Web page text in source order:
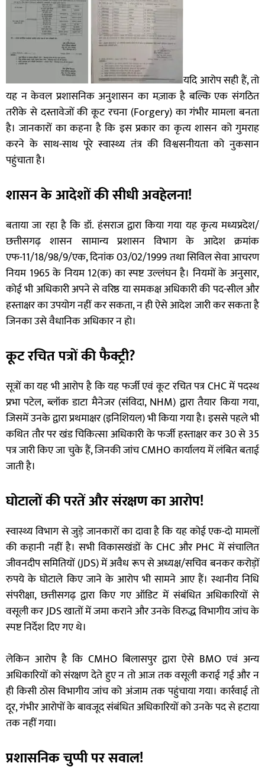
यदि आरोप सही हैं, तो
यह न केवल प्रशासनिक अनुशासन का मज़ाक है बल्कि एक संगठित
तरीके से दस्तावेजों की कूट रचना (Forgery) का गंभीर मामला बनता
है। जानकारों का कहना है कि इस प्रकार का कृत्य शासन को गुमराह
करने के साथ-साथ पूरे स्वास्थ्य तंत्र की विश्वसनीयता को नुकसान
पहुंचाता है।
शासन के आदेशों की सीधी अवहेलना!
बताया जा रहा है कि डॉ. हंसराज द्वारा किया गया यह कृत्य मध्यप्रदेश/
छत्तीसगढ़ शासन सामान्य प्रशासन विभाग के आदेश क्रमांक
एफ-11/18/98/9/एक, दिनांक 03/02/1999 तथा सिविल सेवा आचरण
नियम 1965 के नियम 12(क) का स्पष्ट उल्लंघन है। नियमों के अनुसार,
कोई भी अधिकारी अपने से वरिष्ठ या समकक्ष अधिकारी की पद-सील और
हस्ताक्षर का उपयोग नहीं कर सकता, न ही ऐसे आदेश जारी कर सकता है
जिनका उसे वैधानिक अधिकार न हो।
कूट रचित पत्रों की फैक्ट्री?
सूत्रों का यह भी आरोप है कि यह फर्जी एवं कूट रचित पत्र CHC में पदस्थ
प्रभा पटेल, ब्लॉक डाटा मैनेजर (संविदा, NHM) द्वारा तैयार किया गया,
जिसमें उनके द्वारा प्रथमाक्षर (इनिशियल) भी किया गया है। इससे पहले भी
कथित तौर पर खंड चिकित्सा अधिकारी के फर्जी हस्ताक्षर कर 30 से 35
पत्र जारी किए जा चुके हैं, जिनकी जांच CMHO कार्यालय में लंबित बताई
जाती है।
घोटालों की परतें और संरक्षण का आरोप!
स्वास्थ्य विभाग से जुड़े जानकारों का दावा है कि यह कोई एक-दो मामलों
की कहानी नहीं है। सभी विकासखंडों के CHC और PHC में संचालित
जीवनदीप समितियों (JDS) में अवैध रूप से अध्यक्ष/सचिव बनकर करोड़ों
रुपये के घोटाले किए जाने के आरोप भी सामने आए हैं। स्थानीय निधि
संपरीक्षा, छत्तीसगढ़ द्वारा किए गए ऑडिट में संबंधित अधिकारियों से
वसूली कर JDS खातों में जमा कराने और उनके विरुद्ध विभागीय जांच के
स्पष्ट निर्देश दिए गए थे।
लेकिन आरोप है कि CMHO बिलासपुर द्वारा ऐसे BMO एवं अन्य
अधिकारियों को संरक्षण देते हुए न तो आज तक वसूली कराई गई और न
ही किसी ठोस विभागीय जांच को अंजाम तक पहुंचाया गया। कार्रवाई तो
दूर, गंभीर आरोपों के बावजूद संबंधित अधिकारियों को उनके पद से हटाया
तक नहीं गया।
प्रशासनिक चुप्पी पर सवाल!